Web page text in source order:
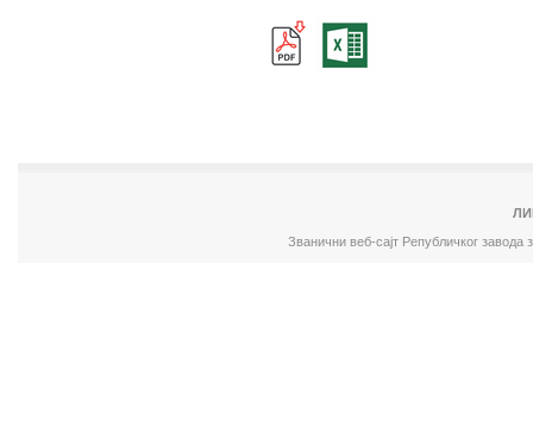
Званични веб-сајт Републичког